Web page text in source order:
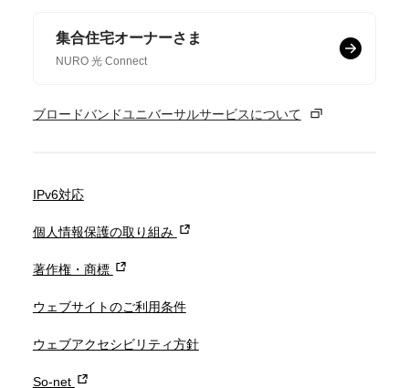
集合住宅オーナーさま
NURO 光 Connect
ブロードバンドユニバーサルサービスについて
IPv6対応
個人情報保護の取り組み
著作権・商標
ウェブサイトのご利用条件
ウェブアクセシビリティ方針
So-net